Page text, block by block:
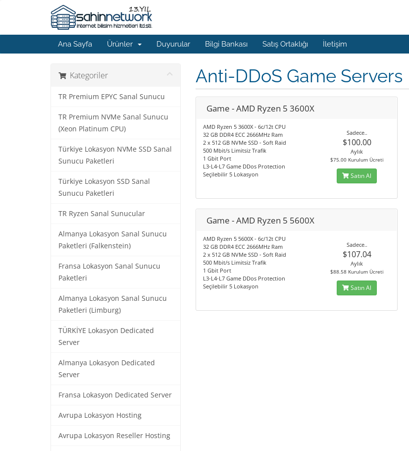
Ana Sayfa Ürünler Duyurular Bilgi Bankası Satış Ortaklığı İletişim
Kategoriler
TR Premium EPYC Sanal Sunucu
TR Premium NVMe Sanal Sunucu
(Xeon Platinum CPU)
Türkiye Lokasyon NVMe SSD Sanal
Sunucu Paketleri
Türkiye Lokasyon SSD Sanal
Sunucu Paketleri
TR Ryzen Sanal Sunucular
Almanya Lokasyon Sanal Sunucu
Paketleri (Falkenstein)
Fransa Lokasyon Sanal Sunucu
Paketleri
Almanya Lokasyon Sanal Sunucu
Paketleri (Limburg)
TÜRKİYE Lokasyon Dedicated
Server
Almanya Lokasyon Dedicated
Server
Fransa Lokasyon Dedicated Server
Avrupa Lokasyon Hosting
Avrupa Lokasyon Reseller Hosting
Anti-DDoS Game Servers
Game - AMD Ryzen 5 3600X
AMD Ryzen 5 3600X - 6c/12t CPU
32 GB DDR4 ECC 2666MHz Ram
2 x 512 GB NVMe SSD - Soft Raid
500 Mbit/s Limitsiz Trafik
1 Gbit Port
L3-L4-L7 Game DDos Protection
Seçilebilir 5 Lokasyon
Sadece..
$100.00
Aylık
$75.00 Kurulum Ücreti
Satın Al
Game - AMD Ryzen 5 5600X
AMD Ryzen 5 5600X - 6c/12t CPU
32 GB DDR4 ECC 2666MHz Ram
2 x 512 GB NVMe SSD - Soft Raid
500 Mbit/s Limitsiz Trafik
1 Gbit Port
L3-L4-L7 Game DDos Protection
Seçilebilir 5 Lokasyon
Sadece..
$107.04
Aylık
$88.58 Kurulum Ücreti
Satın Al